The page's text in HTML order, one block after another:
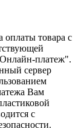
оплаты товара с
платеж".
сервер
Вам
с